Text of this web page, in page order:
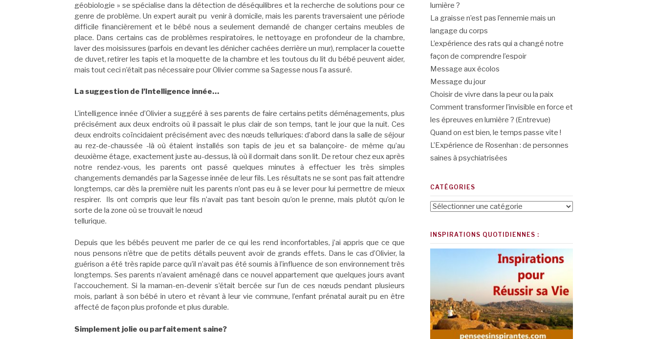
géobiologie » se spécialise dans la détection de déséquilibres et la recherche de solutions pour ce
genre de problème. Un expert aurait pu venir à domicile, mais les parents traversaient une période
difficile financièrement et le bébé nous a seulement demandé de changer certains meubles de
place. Dans certains cas de problèmes respiratoires, le nettoyage en profondeur de la chambre,
laver des moisissures (parfois en devant les dénicher cachées derrière un mur), remplacer la couette
de duvet, retirer les tapis et la moquette de la chambre et les toutous du lit du bébé peuvent aider,
mais tout ceci n’était pas nécessaire pour Olivier comme sa Sagesse nous l’a assuré.
La suggestion de l’Intelligence innée…
L’intelligence innée d’Olivier a suggéré à ses parents de faire certains petits déménagements, plus
précisément aux deux endroits où il passait le plus clair de son temps, tant le jour que la nuit. Ces
deux endroits coïncidaient précisément avec des nœuds telluriques: d’abord dans la salle de séjour
au rez-de-chaussée -là où étaient installés son tapis de jeu et sa balançoire- de même qu’au
deuxième étage, exactement juste au-dessus, là où il dormait dans son lit. De retour chez eux après
notre rendez-vous, les parents ont passé quelques minutes à effectuer les très simples
changements demandés par la Sagesse innée de leur fils. Les résultats ne se sont pas fait attendre
longtemps, car dès la première nuit les parents n’ont pas eu à se lever pour lui permettre de mieux
respirer. Ils ont compris que leur fils n’avait pas tant besoin qu’on le prenne, mais plutôt qu’on le
sorte de la zone où se trouvait le nœud
tellurique.
Depuis que les bébés peuvent me parler de ce qui les rend inconfortables, j’ai appris que ce que
nous pensons n’être que de petits détails peuvent avoir de grands effets. Dans le cas d’Olivier, la
guérison a été très rapide parce qu’il n’avait pas été soumis à l’influence de son environnement très
longtemps. Ses parents n’avaient aménagé dans ce nouvel appartement que quelques jours avant
l’accouchement. Si la maman-en-devenir s’était bercée sur l’un de ces nœuds pendant plusieurs
mois, parlant à son bébé in utero et rêvant à leur vie commune, l’enfant prénatal aurait pu en être
affecté de façon plus profonde et plus durable.
Simplement jolie ou parfaitement saine?
lumière ?
La graisse n’est pas l’ennemie mais un
langage du corps
L’expérience des rats qui a changé notre
façon de comprendre l’espoir
Message aux écolos
Message du jour
Choisir de vivre dans la peur ou la paix
Comment transformer l’invisible en force et
les épreuves en lumière ? (Entrevue)
Quand on est bien, le temps passe vite !
L’Expérience de Rosenhan : de personnes
saines à psychiatrisées
CATÉGORIES
Catégories
INSPIRATIONS QUOTIDIENNES :